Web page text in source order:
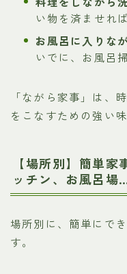
い物を済ませれ
お風呂に入りな
いでに、お風呂
「ながら家事」は、
をこなすための強い味
【場所別】簡単
ッチン、お風呂場
場所別に、簡単にで
す。